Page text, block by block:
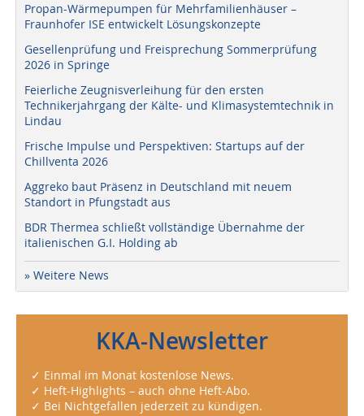
Propan-Wärmepumpen für Mehrfamilienhäuser –
Fraunhofer ISE entwickelt Lösungskonzepte
Gesellenprüfung und Freisprechung Sommerprüfung
2026 in Springe
Feierliche Zeugnisverleihung für den ersten
Technikerjahrgang der Kälte- und Klimasystemtechnik in
Lindau
Frische Impulse und Perspektiven: Startups auf der
Chillventa 2026
Aggreko baut Präsenz in Deutschland mit neuem
Standort in Pfungstadt aus
BDR Thermea schließt vollständige Übernahme der
italienischen G.I. Holding ab
» Weitere News
KKA-Newsletter
✓ Einmal im Monat kostenlose News.
✓ Heft-Highlights – auch ohne Heft-Abo.
✓ Bei Nichtgefallen jederzeit zu kündigen.